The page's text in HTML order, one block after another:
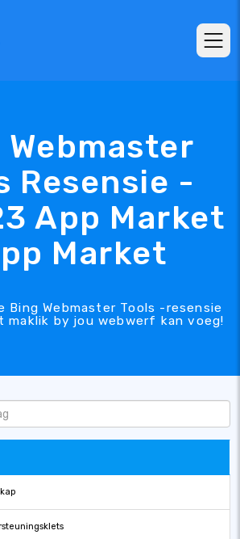
Webmaster
Resensie -
App Market
Market
Bing Webmaster Tools -resensie
maklik by jou webwerf kan voeg!